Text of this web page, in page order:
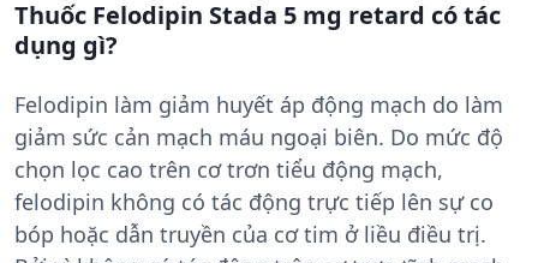
Thuốc Felodipin Stada 5 mg retard có tác
dụng gì?
Felodipin làm giảm huyết áp động mạch do làm
giảm sức cản mạch máu ngoại biên. Do mức độ
chọn lọc cao trên cơ trơn tiểu động mạch,
felodipin không có tác động trực tiếp lên sự co
bóp hoặc dẫn truyền của cơ tim ở liều điều trị.